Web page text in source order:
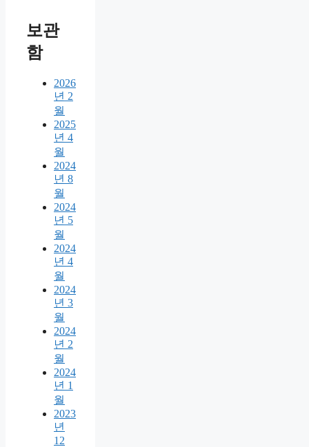
보관
함
2026
년 2
월
2025
년 4
월
2024
년 8
월
2024
년 5
월
2024
년 4
월
2024
년 3
월
2024
년 2
월
2024
년 1
월
2023
년
12